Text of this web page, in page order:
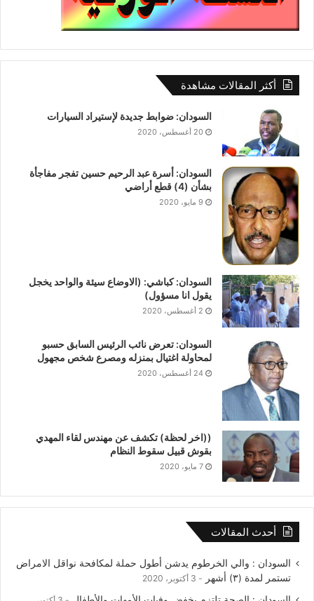
أكثر المقالات مشاهدة
السودان: ضوابط جديدة لإستيراد السيارات
20 أغسطس، 2020
السودان: أسرة عبد الرحيم حسين تفجر مفاجأة
بشأن (4) قطع أراضي
9 مايو، 2020
السودان: كباشي: (الاوضاع سيئة والواحد يخجل
يقول انا مسؤول)
2 أغسطس، 2020
السودان: تعرض نائب الرئيس السابق حسبو
لمحاولة اغتيال بمنزله ومصرع شخص مجهول
24 أغسطس، 2020
((اخر لحظة) تكشف عن مهندس لقاء المهدي
بقوش قبيل سقوط النظام
7 مايو، 2020
أحدث المقالات
السودان : والي الخرطوم يدشن أطول حملة لمكافحة نواقل الامراض
تستمر لمدة (٣) أشهر
3 أكتوبر، 2020